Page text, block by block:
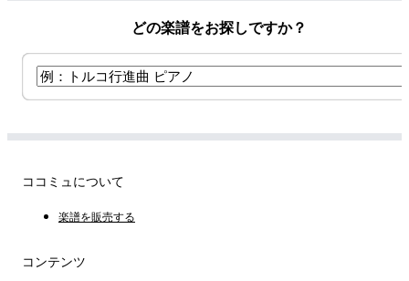
どの楽譜をお探しですか？
ココミュについて
楽譜を販売する
コンテンツ